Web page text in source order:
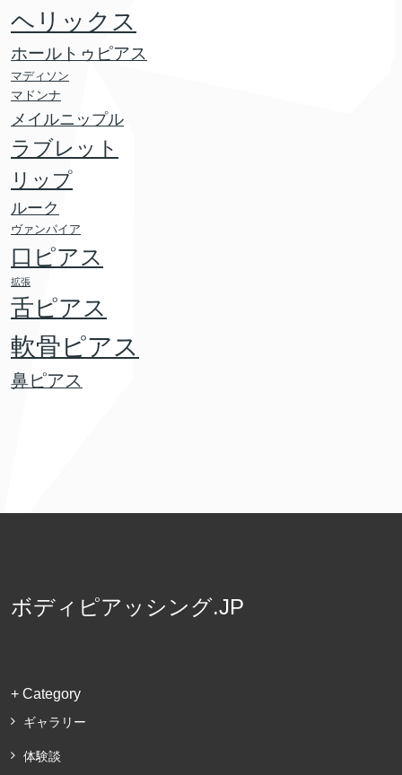
ヘリックス
ホールトゥピアス
マディソン
マドンナ
メイルニップル
ラブレット
リップ
ルーク
ヴァンパイア
口ピアス
拡張
舌ピアス
軟骨ピアス
鼻ピアス
ボディピアッシング.JP
+ Category
ギャラリー
体験談